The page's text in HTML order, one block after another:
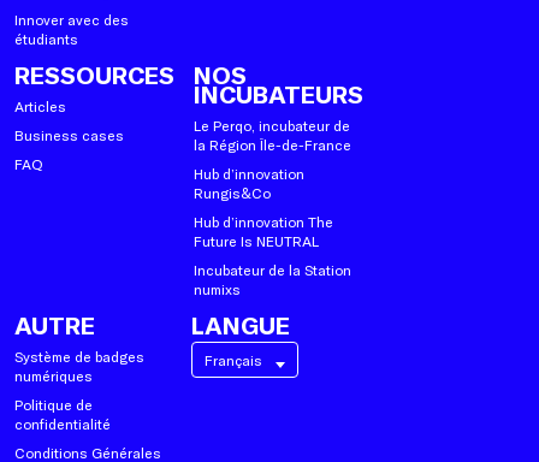
Innover avec des
étudiants
RESSOURCES
Articles
Business cases
FAQ
NOS
INCUBATEURS
Le Perqo, incubateur de
la Région Île-de-France
Hub d’innovation
Rungis&Co
Hub d’innovation The
Future Is NEUTRAL
Incubateur de la Station
numixs
AUTRE
Système de badges
numériques
Politique de
confidentialité
Conditions Générales
LANGUE
Français